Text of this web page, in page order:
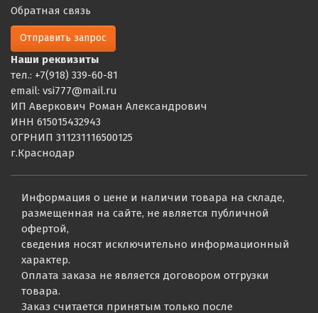
Обратная связь
Отправить запрос
Наши реквизиты
тел.: +7(918) 339-60-81
email: vsi777@mail.ru
ИП Аверкович Роман Александрович
ИНН 615015432943
ОГРНИП 311231116500125
г.Краснодар
Информация о цене и наличии товара на складе,
размещенная на сайте, не является публичной
офертой,
сведения носят исключительно информационный
характер.
Оплата заказа не является договором отгрузки
товара.
Заказ считается принятым только после